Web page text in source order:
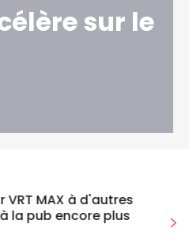
sur le
VRT MAX à d'autres
la pub encore plus